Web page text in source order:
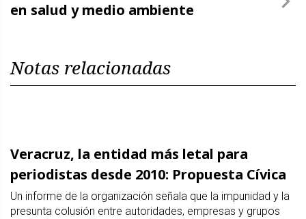
en salud y medio ambiente
Notas relacionadas
Veracruz, la entidad más letal para
periodistas desde 2010: Propuesta Cívica
Un informe de la organización señala que la impunidad y la
presunta colusión entre autoridades, empresas y grupos